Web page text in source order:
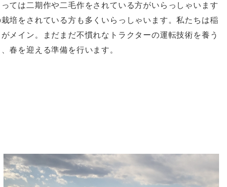
ては二期作や二毛作をされている方がいらっしゃいます
培をされている方も多くいらっしゃいます。私たちは稲
メイン。まだまだ不慣れなトラクターの運転技術を養う
春を迎える準備を行います。